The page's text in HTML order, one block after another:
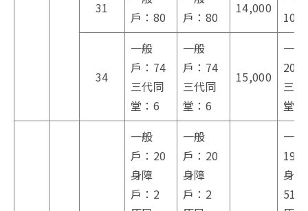
31
戶：80
戶：80
14,000
10
34
一般
戶：74
三代同
堂：6
一般
戶：74
三代同
堂：6
15,000
一
20
三
堂
一般
戶：20
身障
戶：2
一般
戶：20
身障
戶：2
一
194
身
51